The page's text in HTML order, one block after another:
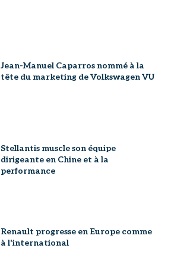
Jean-Manuel Caparros nommé à la
tête du marketing de Volkswagen VU
Stellantis muscle son équipe
dirigeante en Chine et à la
performance
Renault progresse en Europe comme
à l'international